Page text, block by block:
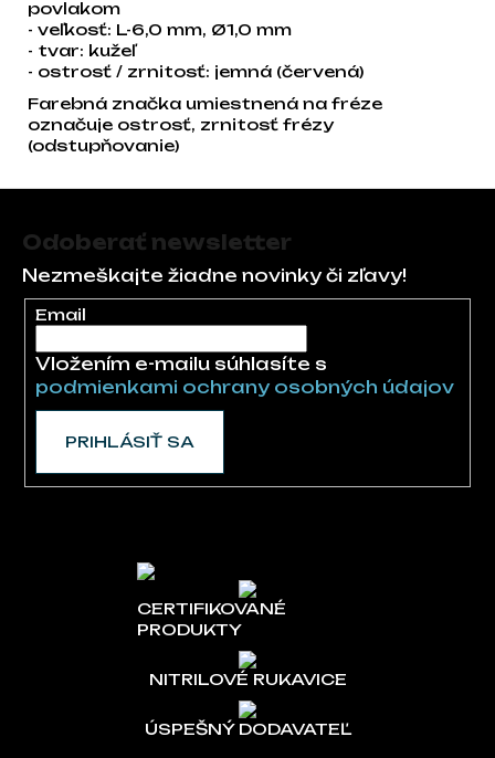
povlakom
- veľkosť: L-6,0 mm, Ø1,0 mm
- tvar: kužeľ
- ostrosť / zrnitosť: jemná (červená)
Farebná značka umiestnená na fréze
označuje ostrosť, zrnitosť frézy
(odstupňovanie)
Odoberať newsletter
Nezmeškajte žiadne novinky či zľavy!
Email
Vložením e-mailu súhlasíte s
podmienkami ochrany osobných údajov
PRIHLÁSIŤ SA
CERTIFIKOVANÉ
PRODUKTY
NITRILOVÉ RUKAVICE
ÚSPEŠNÝ DODAVATEĽ